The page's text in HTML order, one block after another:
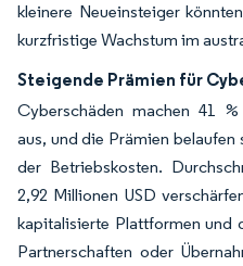
kleinere Neueinsteiger
kurzfristige Wachstum im
Steigende Prämien für
Cyberschäden machen 41 %
aus, und die Prämien
der Betriebskosten.
2,92 Millionen USD
kapitalisierte Plattformen und
Partnerschaften oder